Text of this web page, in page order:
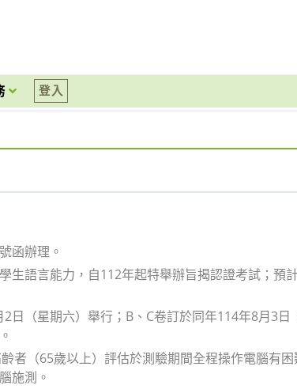
登入
函辦理。
生語言能力，自112年起特舉辦旨揭認證考試；預
日（星期六）舉行；B、C卷訂於同年114年8月3日
者（65歲以上）評估於測驗期間全程操作電腦有
施測。